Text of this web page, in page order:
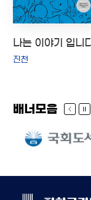
나는 이야기 입니
진천
배너모음